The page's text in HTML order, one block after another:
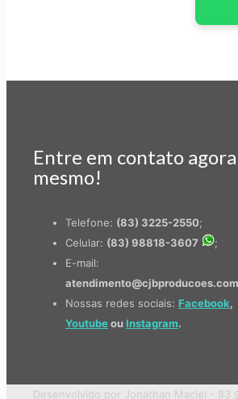
Entre em contato agora
mesmo!
Telefone: (83) 3225-2550;
Celular: (83) 98818-3607
;
E-mail:
atendimento@cjbproducoes.com
Nossas redes sociais: Facebook,
Youtubeou Instagram.
Desenvolvido por Jonathan Maciel - 83